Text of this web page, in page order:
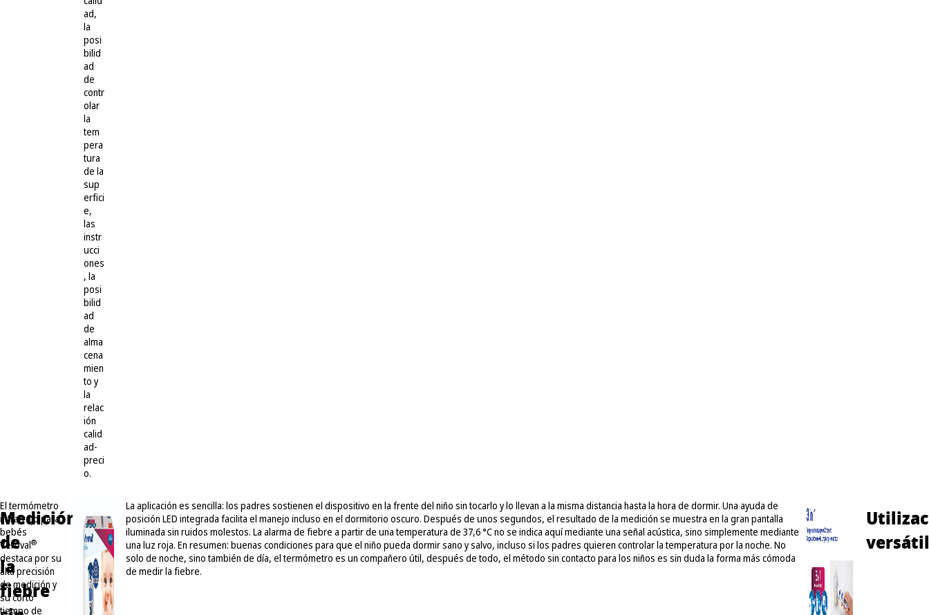
ad,
la
posi
bilid
ad
de
contr
olar
la
tem
pera
tura
de la
sup
erfici
e,
las
instr
ucci
ones
, la
posi
bilid
ad
de
alma
cena
mien
to y
la
relac
ión
calid
ad-
preci
o.
Medición
de
la
fiebre
El termómetro
infrarrojo para
bebés
Veroval®
destaca por su
alta precisión
de medición y
su corto
tiempo de
La aplicación es sencilla: los padres sostienen el dispositivo en la frente del niño sin tocarlo y lo llevan a la misma distancia hasta la hora de dormir. Una ayuda de
posición LED integrada facilita el manejo incluso en el dormitorio oscuro. Después de unos segundos, el resultado de la medición se muestra en la gran pantalla
iluminada sin ruidos molestos. La alarma de fiebre a partir de una temperatura de 37,6 °C no se indica aquí mediante una señal acústica, sino simplemente mediante
una luz roja. En resumen: buenas condiciones para que el niño pueda dormir sano y salvo, incluso si los padres quieren controlar la temperatura por la noche. No
solo de noche, sino también de día, el termómetro es un compañero útil, después de todo, el método sin contacto para los niños es sin duda la forma más cómoda
de medir la fiebre.
versátil